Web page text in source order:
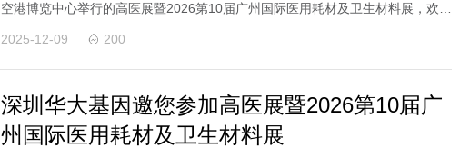
空港博览中心举行的高医展暨2026第10届广州国际医用耗材及卫生材料展，欢迎
2025-12-09 200
深圳华大基因邀您参加高医展暨2026第10届广
州国际医用耗材及卫生材料展